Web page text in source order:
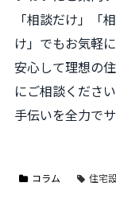
「相談だけ」「
け」でもお気軽に
安心して理想の
にご相談くださ
手伝いを全力で
コラム 住宅